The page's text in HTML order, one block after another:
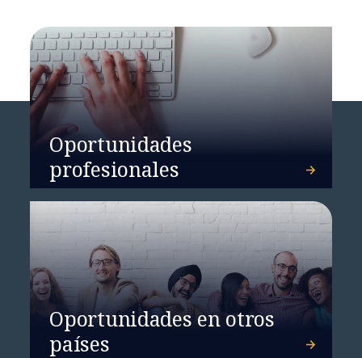
Oportunidades
profesionales
Oportunidades en otros
países